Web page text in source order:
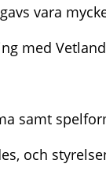
vara
med
samt
och